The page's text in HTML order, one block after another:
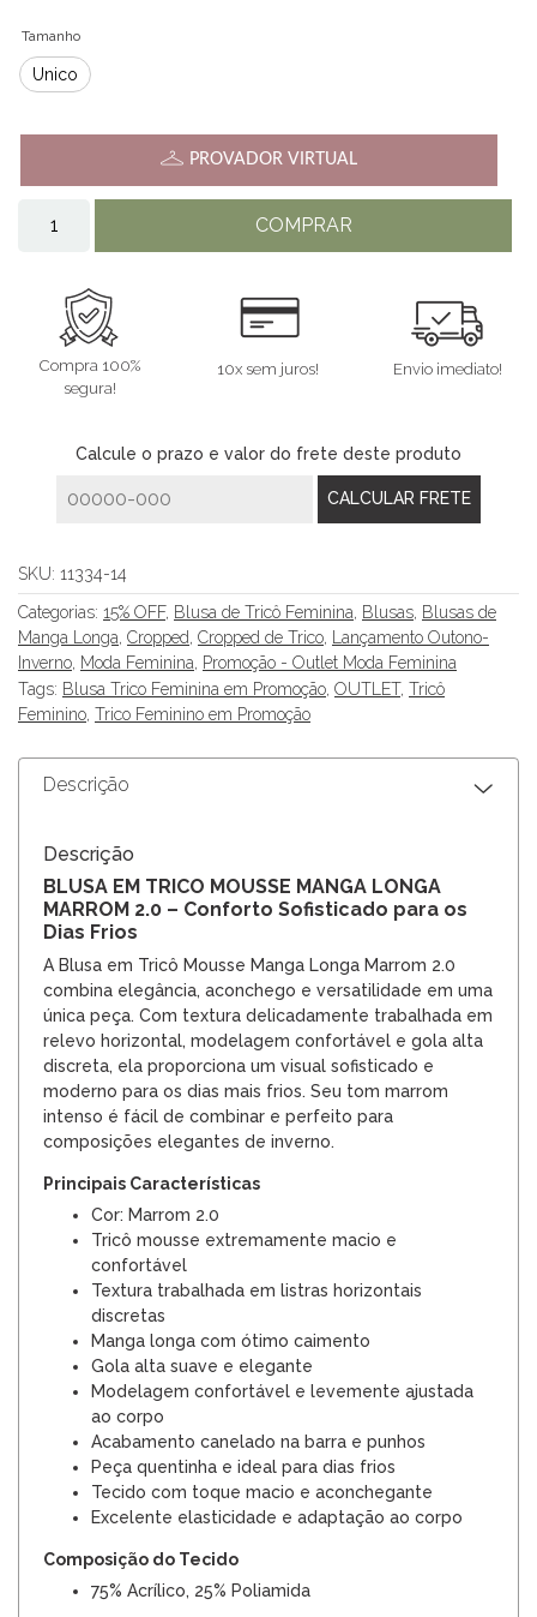
Tamanho
Único
PROVADOR VIRTUAL
COMPRAR
Compra 100%
segura!
10x sem juros! Envio imediato!
Calcule o prazo e valor do frete deste produto
SKU: 11334-14
Categorias: 15% OFF, Blusa de Tricô Feminina, Blusas, Blusas de
Manga Longa, Cropped, Cropped de Trico, Lançamento Outono-
Inverno, Moda Feminina, Promoção - Outlet Moda Feminina
Tags: Blusa Trico Feminina em Promoção, OUTLET, Tricô
Feminino, Trico Feminino em Promoção
Descrição
Descrição
BLUSA EM TRICO MOUSSE MANGA LONGA
MARROM 2.0 – Conforto Sofisticado para os
Dias Frios
A Blusa em Tricô Mousse Manga Longa Marrom 2.0
combina elegância, aconchego e versatilidade em uma
única peça. Com textura delicadamente trabalhada em
relevo horizontal, modelagem confortável e gola alta
discreta, ela proporciona um visual sofisticado e
moderno para os dias mais frios. Seu tom marrom
intenso é fácil de combinar e perfeito para
composições elegantes de inverno.
Principais Características
Cor: Marrom 2.0
Tricô mousse extremamente macio e
confortável
Textura trabalhada em listras horizontais
discretas
Manga longa com ótimo caimento
Gola alta suave e elegante
Modelagem confortável e levemente ajustada
ao corpo
Acabamento canelado na barra e punhos
Peça quentinha e ideal para dias frios
Tecido com toque macio e aconchegante
Excelente elasticidade e adaptação ao corpo
Composição do Tecido
75% Acrílico, 25% Poliamida